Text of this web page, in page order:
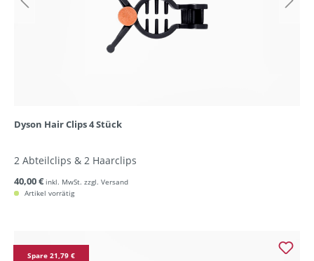
Dyson Hair Clips 4 Stück
2 Abteilclips & 2 Haarclips
40,00 € inkl. MwSt. zzgl. Versand
Artikel vorrätig
Spare 21,79 €